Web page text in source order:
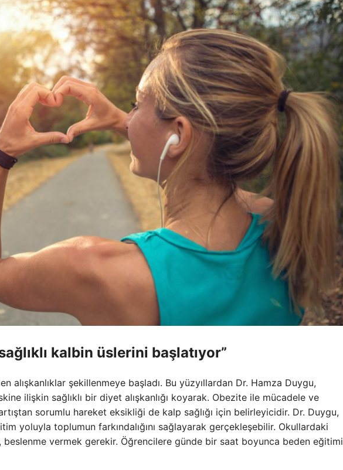
kalbin üslerini başlatıyor”
alışkanlıklar şekillenmeye başladı. Bu yüzyıllardan Dr. Hamza Duygu,
ilişkin sağlıklı bir diyet alışkanlığı koyarak. Obezite ile mücadele ve
sorumlu hareket eksikliği de kalp sağlığı için belirleyicidir. Dr. Duygu,
yoluyla toplumun farkındalığını sağlayarak gerçekleşebilir. Okullardaki
vermek gerekir. Öğrencilere günde bir saat boyunca beden eğitimi